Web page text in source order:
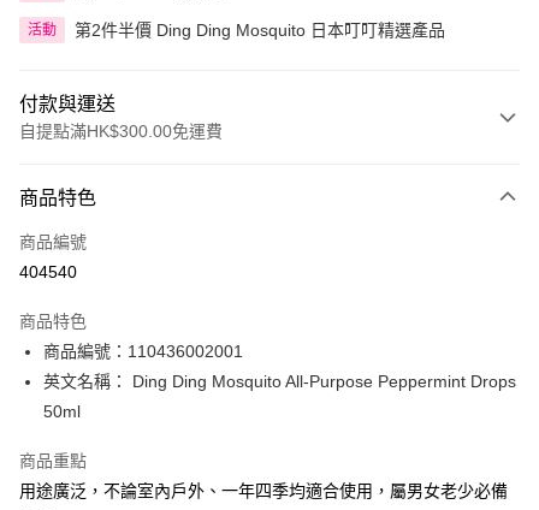
活動 第2件半價 Ding Ding Mosquito 日本叮叮精選產品
付款與運送
自提點滿HK$300.00免運費
信用卡
Apple Pay
PayMe
WeChat Pay
送貨方式
商品特色
商品編號
404540
商品特色
商品編號：110436002001
英文名稱： Ding Ding Mosquito All-Purpose Peppermint Drops
50ml
商品重點
用途廣泛，不論室內戶外、一年四季均適合使用，屬男女老少必備